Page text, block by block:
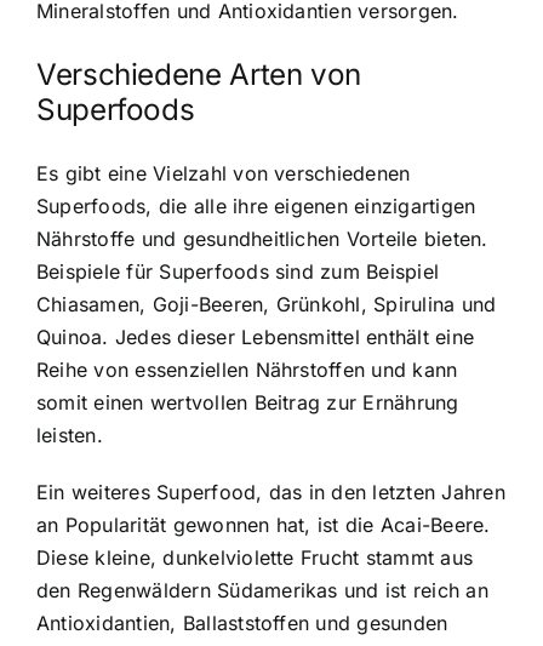
Mineralstoffen und Antioxidantien versorgen.
Verschiedene Arten von
Superfoods
Es gibt eine Vielzahl von verschiedenen
Superfoods, die alle ihre eigenen einzigartigen
Nährstoffe und gesundheitlichen Vorteile bieten.
Beispiele für Superfoods sind zum Beispiel
Chiasamen, Goji-Beeren, Grünkohl, Spirulina und
Quinoa. Jedes dieser Lebensmittel enthält eine
Reihe von essenziellen Nährstoffen und kann
somit einen wertvollen Beitrag zur Ernährung
leisten.
Ein weiteres Superfood, das in den letzten Jahren
an Popularität gewonnen hat, ist die Acai-Beere.
Diese kleine, dunkelviolette Frucht stammt aus
den Regenwäldern Südamerikas und ist reich an
Antioxidantien, Ballaststoffen und gesunden